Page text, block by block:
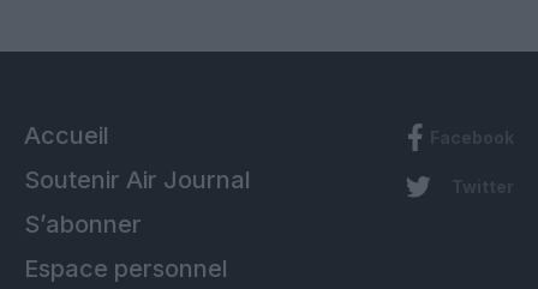
Accueil
Soutenir Air Journal
S’abonner
Espace personnel